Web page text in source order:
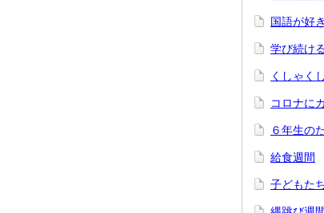
国語が
学び続け
くしゃ
コロナ
６年生
給食週間
子どもた